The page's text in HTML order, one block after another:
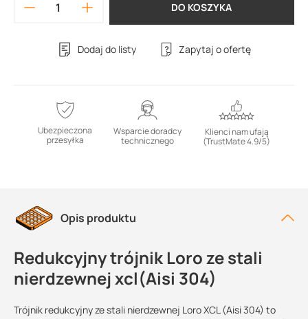
DO KOSZYKA
Dodaj do listy Zapytaj o ofertę
Ubezpieczona
przesyłka
Wsparcie doradcy
technicznego
Klienci nam ufają
(TrustMate 4.9/5)
Opis produktu
Redukcyjny trójnik Loro ze stali
nierdzewnej xcl(Aisi 304)
Trójnik redukcyjny ze stali nierdzewnej Loro XCL (Aisi 304) to